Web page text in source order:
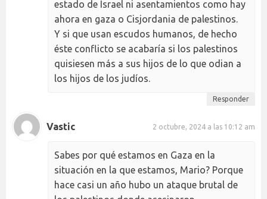
estado de Israel ni asentamientos como hay
ahora en gaza o Cisjordania de palestinos.
Y si que usan escudos humanos, de hecho
éste conflicto se acabaría si los palestinos
quisiesen más a sus hijos de lo que odian a
los hijos de los judíos.
Responder
Vastic 2 octubre, 2024 a las 10:12 am
Sabes por qué estamos en Gaza en la
situación en la que estamos, Mario? Porque
hace casi un año hubo un ataque brutal de